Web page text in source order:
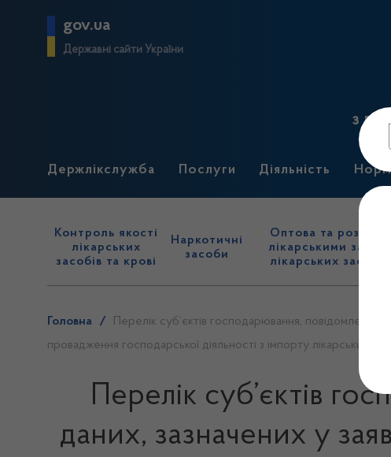
gov.ua
Державні сайти України
з
Держлікслужба Послуги Діяльність
Контроль якості
лікарських
засобів та крові
Наркотичні
засоби
Оптова та
лікарськими
лікарських
Головна /
Перелік суб’єктів господарювання, повідомлення
провадження господарської діяльності з імпорту лікарських
Перелік суб’єктів
даних, зазначених у